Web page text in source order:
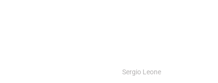
Sergio Leone